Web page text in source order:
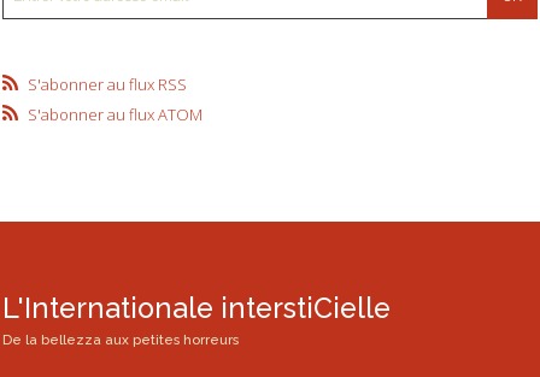
S'abonner au flux RSS
S'abonner au flux ATOM
L'Internationale interstiCielle
De la bellezza aux petites horreurs